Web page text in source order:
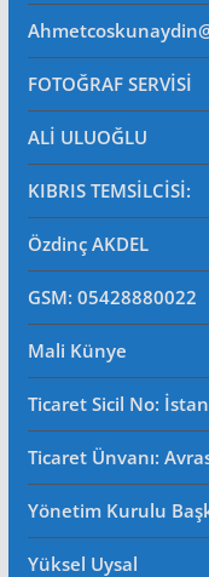
FOTOĞRAF SERVİSİ
ALİ ULUOĞLU
KIBRIS TEMSİLCİSİ:
Özdinç AKDEL
GSM: 05428880022
Mali Künye
Ticaret Sicil No:
Ticaret Ünvanı:
Yönetim Kurulu
Yüksel Uysal